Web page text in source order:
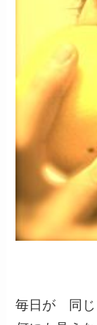
毎日が 同じ